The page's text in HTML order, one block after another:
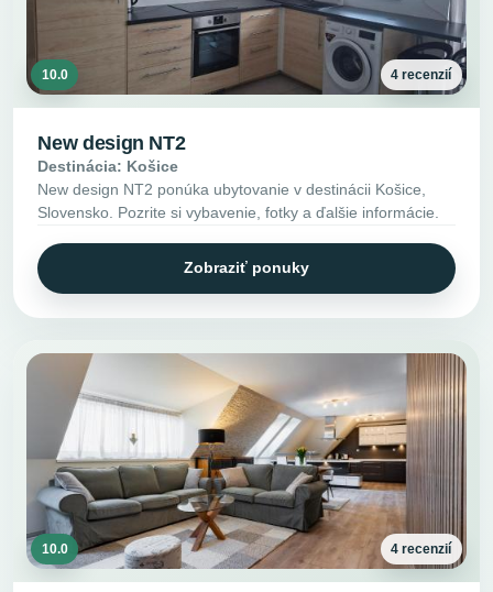
10.0 4 recenzií
New design NT2
Destinácia: Košice
New design NT2 ponúka ubytovanie v destinácii Košice,
Slovensko. Pozrite si vybavenie, fotky a ďalšie informácie.
Zobraziť ponuky
10.0 4 recenzií